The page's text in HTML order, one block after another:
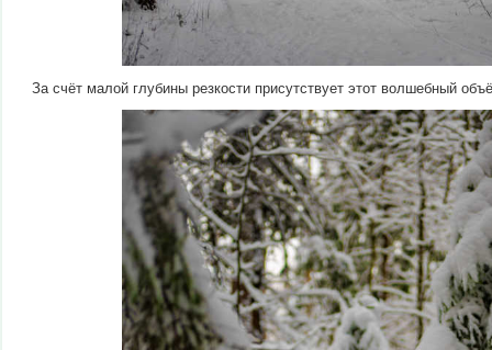
За счёт малой глубины резкости присутствует этот волшебный